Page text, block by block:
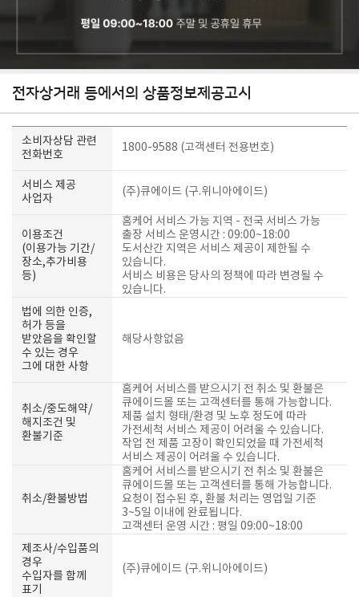
전자상거래 등에서의 상품정보제공고시
소비자상담 관련
전화번호
1800-9588 (고객센터 전용번호)
서비스 제공
사업자
(주)큐에이드 (구.위니아에이드)
이용조건
(이용가능 기간/
장소,추가비용
등)
홈케어 서비스 가능 지역 - 전국 서비스 가능
출장 서비스 운영시간 : 09:00~18:00
도서산간 지역은 서비스 제공이 제한될 수
있습니다.
서비스 비용은 당사의 정책에 따라 변경될 수
있습니다.
법에 의한 인증,
허가 등을
받았음을 확인할
수 있는 경우
그에 대한 사항
해당사항없음
취소/중도해약/
해지조건 및
환불기준
홈케어 서비스를 받으시기 전 취소 및 환불은
큐에이드몰 또는 고객센터를 통해 가능합니다.
제품 설치 형태/환경 및 노후 정도에 따라
가전세척 서비스 제공이 어려울 수 있습니다.
작업 전 제품 고장이 확인되었을 때 가전세척
서비스 제공이 어려울 수 있습니다.
취소/환불방법
홈케어 서비스를 받으시기 전 취소 및 환불은
큐에이드몰 또는 고객센터를 통해 가능합니다.
요청이 접수된 후, 환불 처리는 영업일 기준
3~5일 이내에 완료됩니다.
고객센터 운영 시간 : 평일 09:00~18:00
제조사/수입품의
경우
수입자를 함께
표기
(주)큐에이드 (구.위니아에이드)